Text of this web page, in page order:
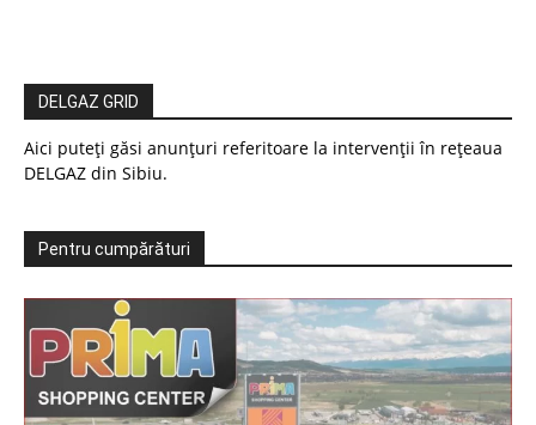
DELGAZ GRID
Aici puteți găsi anunțuri referitoare la intervenții în rețeaua
DELGAZ din Sibiu.
Pentru cumpărături